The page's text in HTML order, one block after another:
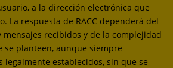
a la dirección electrónica que
La respuesta de RACC dependerá del
mensajes recibidos y de la complejidad
se planteen, aunque siempre
legalmente establecidos, sin que se